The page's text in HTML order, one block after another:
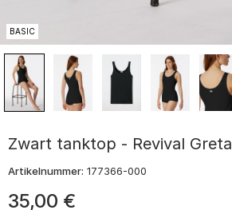
BASIC
Zwart tanktop - Revival Greta
Artikelnummer: 177366-000
35,00 €